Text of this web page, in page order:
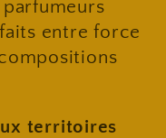
entre force
territoires